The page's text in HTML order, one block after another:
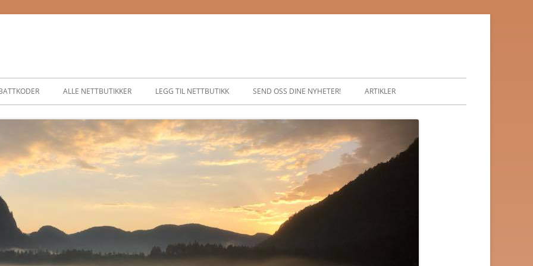
ALLE NETTBUTIKKER LEGG TIL NETTBUTIKK SEND OSS DINE NYHETER! ARTIKLER